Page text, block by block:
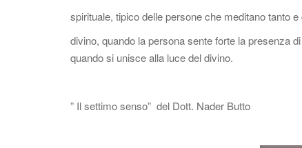
spirituale, tipico delle persone che meditano tanto
divino, quando la persona sente forte la presenza
quando si unisce alla luce del divino.
” Il settimo senso” del Dott. Nader Butto